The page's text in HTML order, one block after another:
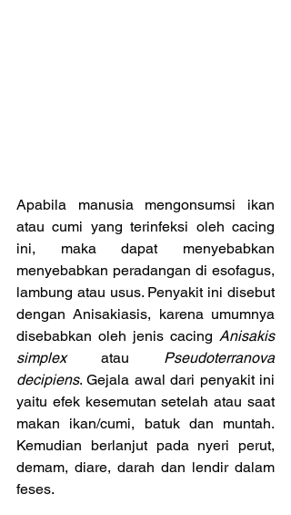
Apabila manusia mengonsumsi ikan
atau cumi yang terinfeksi oleh cacing
ini, maka dapat menyebabkan
menyebabkan peradangan di esofagus,
lambung atau usus. Penyakit ini disebut
dengan Anisakiasis, karena umumnya
disebabkan oleh jenis cacing Anisakis
simplex atau Pseudoterranova
decipiens. Gejala awal dari penyakit ini
yaitu efek kesemutan setelah atau saat
makan ikan/cumi, batuk dan muntah.
Kemudian berlanjut pada nyeri perut,
demam, diare, darah dan lendir dalam
feses.